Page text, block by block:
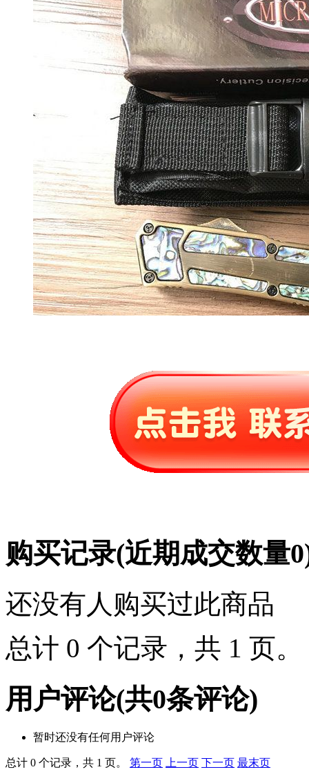
购买记录(近期成交数量0
还没有人购买过此商品
总计 0 个记录，共 1 页。
用户评论(共0条评论)
暂时还没有任何用户评论
总计 0 个记录，共 1 页。 第一页 上一页 下一页 最末页